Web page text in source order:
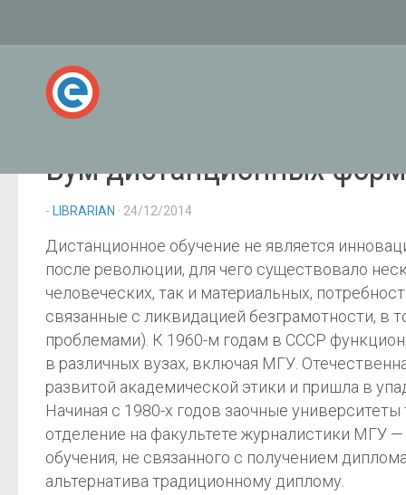
Бум дистанционных
- LIBRARIAN · 24/12/2014
Дистанционное обучение не является
после революции, для чего существовало
человеческих, так и материальных,
связанные с ликвидацией безграмотности, в
проблемами). К 1960-м годам в СССР
в различных вузах, включая МГУ.
развитой академической этики и пришла в
Начиная с 1980-х годов заочные
отделение на факультете журналистики МГУ
обучения, не связанного с получением
альтернатива традиционному диплому.